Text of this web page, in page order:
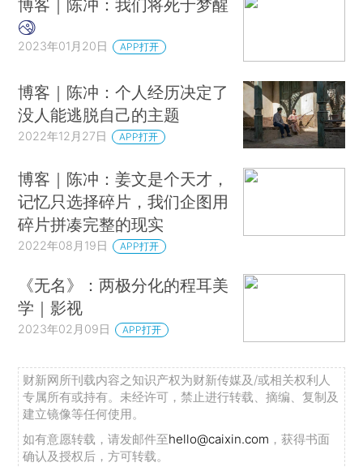
博客｜陈冲：我们将死于梦醒
2023年01月20日 APP打开
博客｜陈冲：个人经历决定了
没人能逃脱自己的主题
2022年12月27日 APP打开
博客｜陈冲：姜文是个天才，
记忆只选择碎片，我们企图用
碎片拼凑完整的现实
2022年08月19日 APP打开
《无名》：两极分化的程耳美
学｜影视
2023年02月09日 APP打开
财新网所刊载内容之知识产权为财新传媒及/或相关权利人
专属所有或持有。未经许可，禁止进行转载、摘编、复制及
建立镜像等任何使用。
如有意愿转载，请发邮件至hello@caixin.com ，获得书面
确认及授权后，方可转载。